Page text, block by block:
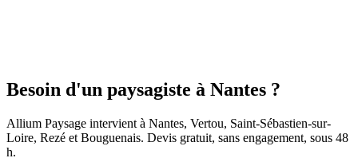
Besoin d'un paysagiste à Nantes ?
Allium Paysage intervient à Nantes, Vertou, Saint-Sébastien-sur-
Loire, Rezé et Bouguenais. Devis gratuit, sans engagement, sous 48
h.